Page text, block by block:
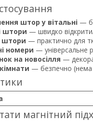
штор у вітальні —
штори — швидко
штори — практично для
номери — універсальне
на новосілля —
— безпечно (нема
магнітний